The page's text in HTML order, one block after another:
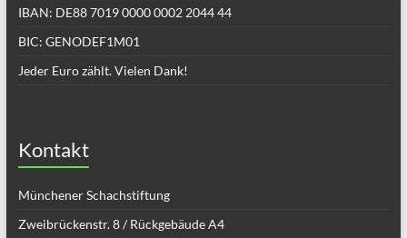
IBAN: DE88 7019 0000 0002 2044 44
BIC: GENODEF1M01
Jeder Euro zählt. Vielen Dank!
Kontakt
Münchener Schachstiftung
Zweibrückenstr. 8 / Rückgebäude A4